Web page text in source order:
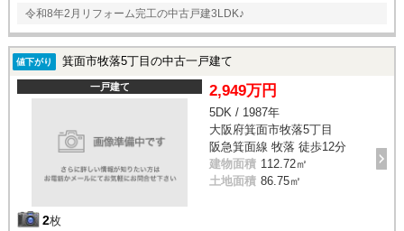
令和8年2月リフォーム完工の中古戸建3LDK♪
値下がり 箕面市牧落5丁目の中古一戸建て
一戸建て
2枚
2,949万円
5DK / 1987年
大阪府箕面市牧落5丁目
阪急箕面線 牧落 徒歩12分
建物面積 112.72㎡
土地面積 86.75㎡